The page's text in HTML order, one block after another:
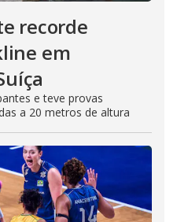
recorde
em
e teve provas
a 20 metros de altura